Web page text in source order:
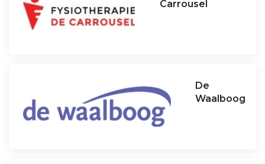
Carrousel
De
Waalboog